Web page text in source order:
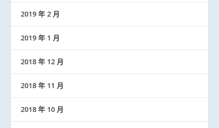
2019 年 2 月
2019 年 1 月
2018 年 12 月
2018 年 11 月
2018 年 10 月